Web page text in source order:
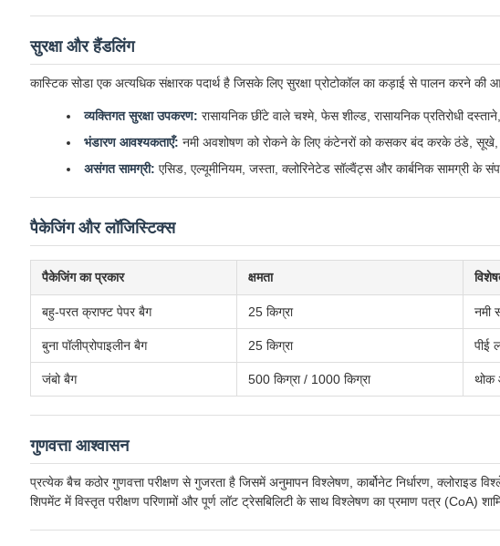
सुरक्षा और हैंडलिंग
कास्टिक सोडा एक अत्यधिक संक्षारक पदार्थ है जिसके लिए सुरक्षा प्रोटोकॉल का कड़ाई से पालन करने की
व्यक्तिगत सुरक्षा उपकरण: रासायनिक छींटे वाले चश्मे, फेस शील्ड, रासायनिक प्रतिरोधी
भंडारण आवश्यकताएँ: नमी अवशोषण को रोकने के लिए कंटेनरों को कसकर बंद करके ठंडे, सूखे,
असंगत सामग्री: एसिड, एल्यूमीनियम, जस्ता, क्लोरिनेटेड सॉल्वैंट्स और कार्बनिक सामग्री के
पैकेजिंग और लॉजिस्टिक्स
पैकेजिंग का प्रकार क्षमता
बहु-परत क्राफ्ट पेपर बैग 25 किग्रा नमी
बुना पॉलीप्रोपाइलीन बैग 25 किग्रा पीई
जंबो बैग 500 किग्रा / 1000 किग्रा थोक
गुणवत्ता आश्वासन
प्रत्येक बैच कठोर गुणवत्ता परीक्षण से गुजरता है जिसमें अनुमापन विश्लेषण, कार्बोनेट निर्धारण, क्लोराइड
शिपमेंट में विस्तृत परीक्षण परिणामों और पूर्ण लॉट ट्रेसबिलिटी के साथ विश्लेषण का प्रमाण पत्र (CoA)